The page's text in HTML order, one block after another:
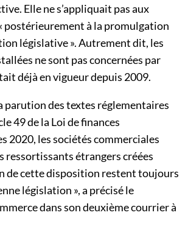
Elle ne s’appliquait pas aux
postérieurement à la promulgation
législative ». Autrement dit, les
ne sont pas concernées par
déjà en vigueur depuis 2009.
parution des textes réglementaires
49 de la Loi de finances
2020, les sociétés commerciales
ressortissants étrangers créées
de cette disposition restent toujours
législation », a précisé le
dans son deuxième courrier à